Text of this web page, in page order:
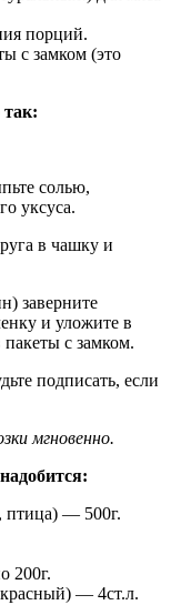
порций.
с замком (это
солью,
уксуса.
в чашку и
заверните
и уложите в
с замком.
подписать, если
мгновенно.
птица) — 500г.
200г.
красный) — 4ст.л.